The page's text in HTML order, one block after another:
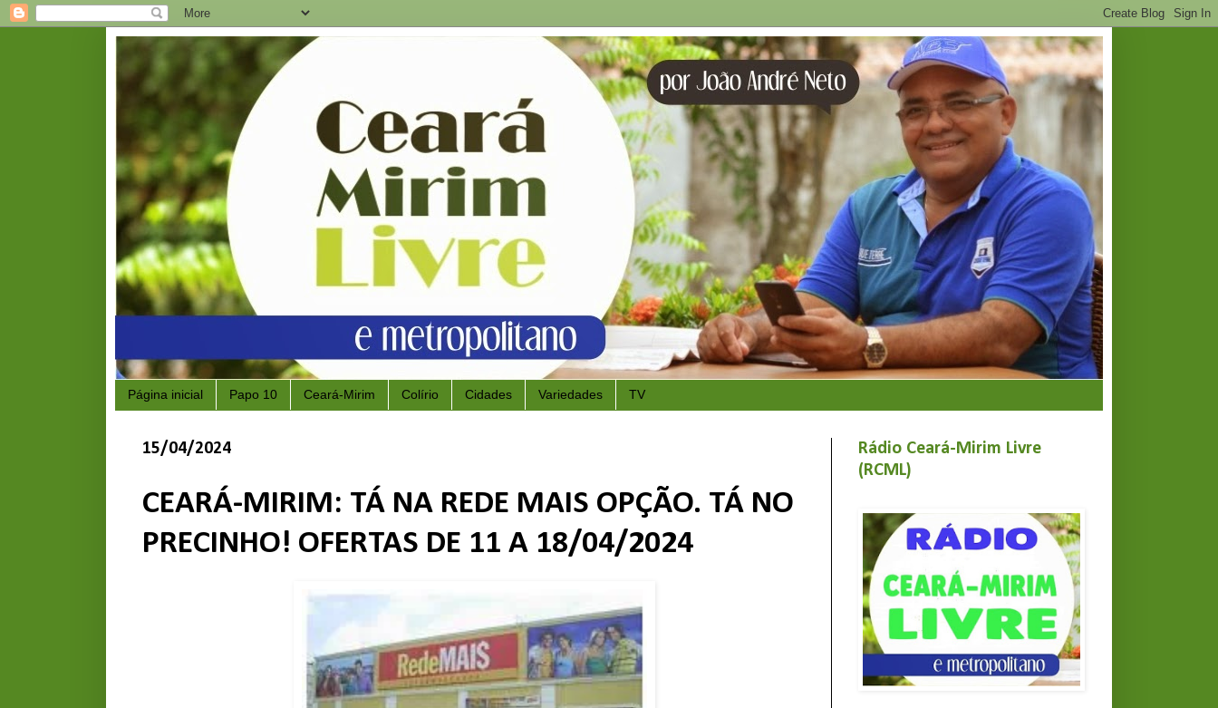
Página inicial Papo 10 Ceará-Mirim Colírio Cidades Variedades TV
15/04/2024
CEARÁ-MIRIM: TÁ NA REDE MAIS OPÇÃO. TÁ NO
PRECINHO! OFERTAS DE 11 A 18/04/2024
Rádio Ceará-Mirim Livre
(RCML)